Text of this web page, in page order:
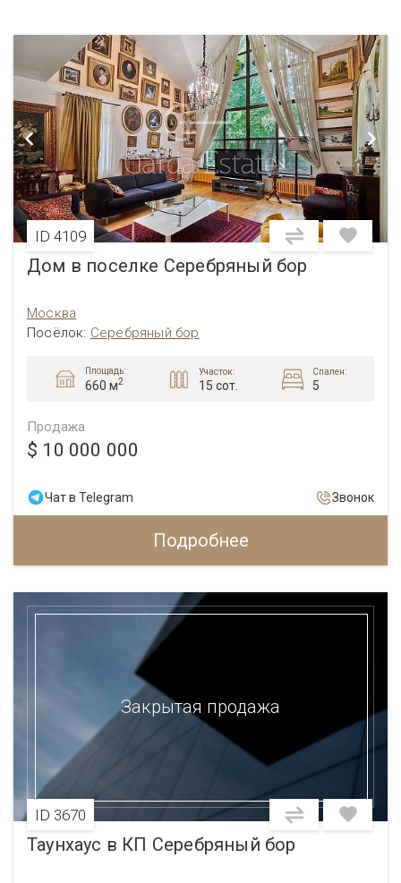
ID 4109
Дом в поселке Серебряный бор
Москва
Посёлок: Серебряный бор
Площадь:
660 м2
Участок:
15 сот.
Спален:
5
Продажа
$ 10 000 000
Чат в Telegram Звонок
Подробнее
Закрытая продажа
ID 3670
Таунхаус в КП Серебряный бор